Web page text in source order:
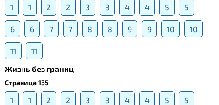
1 1 2 2 3 3 4 4 5 5
6 6 7 7 8 8 9 9 10 10
11
11
Жизнь без границ
Страница 135
1 1 2 2 3 3 4 4 5 5